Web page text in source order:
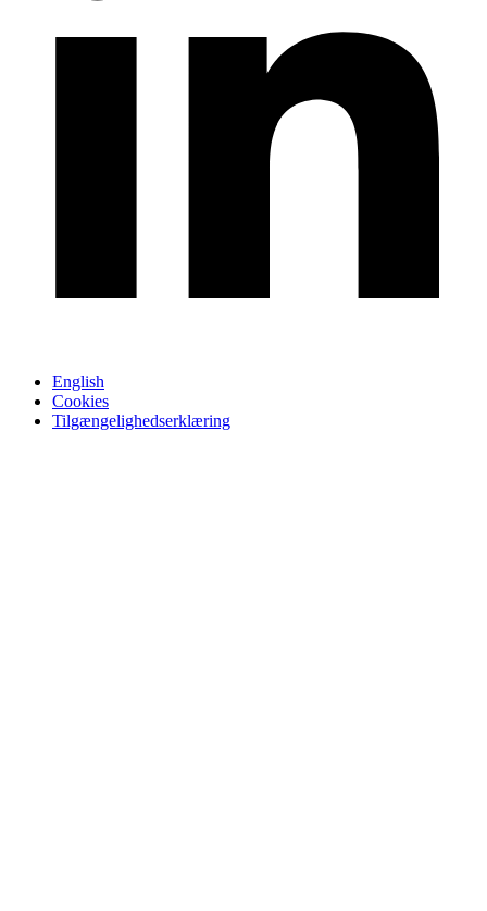
English
Cookies
Tilgængelighedserklæring